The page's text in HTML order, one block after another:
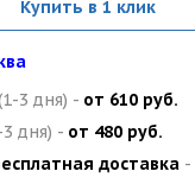
Купить в 1 клик
3 дня) - от 610 руб.
дня) - от 480 руб.
доставка -